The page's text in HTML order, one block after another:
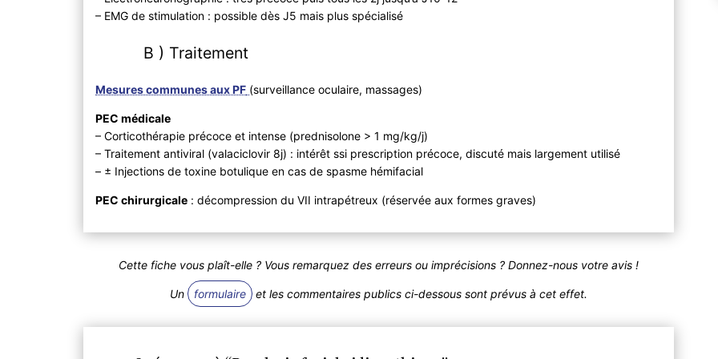
– EMG de stimulation : possible dès J5 mais plus spécialisé
B ) Traitement
Mesures communes aux PF (surveillance oculaire, massages)
PEC médicale
– Corticothérapie précoce et intense (prednisolone > 1 mg/kg/j)
– Traitement antiviral (valaciclovir 8j) : intérêt ssi prescription précoce, discuté mais largement utilisé
– ± Injections de toxine botulique en cas de spasme hémifacial
PEC chirurgicale : décompression du VII intrapétreux (réservée aux formes graves)
Cette fiche vous plaît-elle ? Vous remarquez des erreurs ou imprécisions ? Donnez-nous votre avis !
Un formulaire et les commentaires publics ci-dessous sont prévus à cet effet.